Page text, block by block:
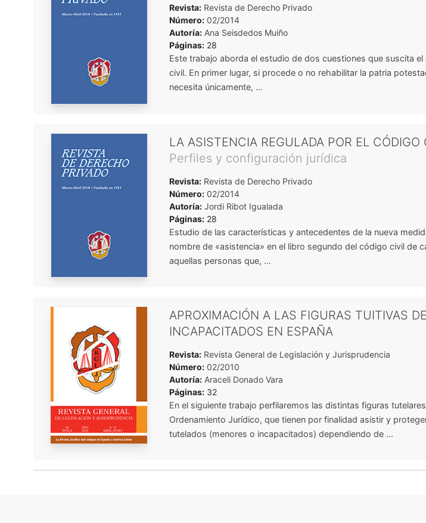
Revista: Revista de Derecho Privado
Número: 02/2014
Autoría: Ana Seisdedos Muiño
Páginas: 28
Este trabajo aborda el estudio de dos cuestiones que suscita el
civil. En primer lugar, si procede o no rehabilitar la patria
necesita únicamente, ...
LA ASISTENCIA REGULADA POR EL CÓDIGO
Perfiles y configuración jurídica
Revista: Revista de Derecho Privado
Número: 02/2014
Autoría: Jordi Ribot Igualada
Páginas: 28
Estudio de las características y antecedentes de la nueva
nombre de «asistencia» en el libro segundo del código civil de
aquellas personas que, ...
APROXIMACIÓN A LAS FIGURAS TUITIVAS
INCAPACITADOS EN ESPAÑA
Revista: Revista General de Legislación y Jurisprudencia
Número: 02/2010
Autoría: Araceli Donado Vara
Páginas: 32
En el siguiente trabajo perfilaremos las distintas figuras
Ordenamiento Jurídico, que tienen por finalidad asistir y
tutelados (menores o incapacitados) dependiendo de ...